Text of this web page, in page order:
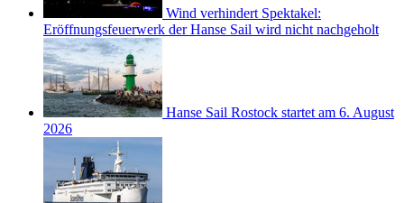
Wind verhindert Spektakel:
Eröffnungsfeuerwerk der Hanse Sail wird nicht nachgeholt
Hanse Sail Rostock startet am 6. August
2026